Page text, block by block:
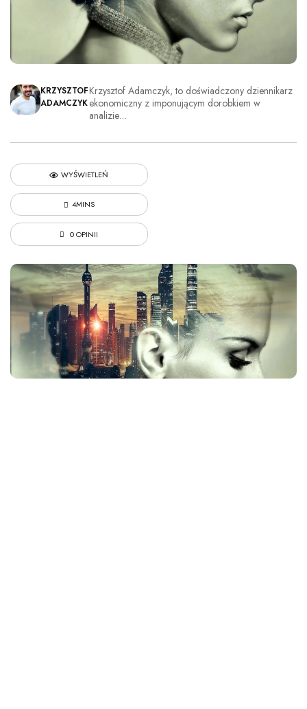
KRZYSZTOF
ADAMCZYK
Krzysztof Adamczyk, to doświadczony dziennikarz
ekonomiczny z imponującym dorobkiem w
analizie…
WYŚWIETLEŃ
4MINS
0 OPINII